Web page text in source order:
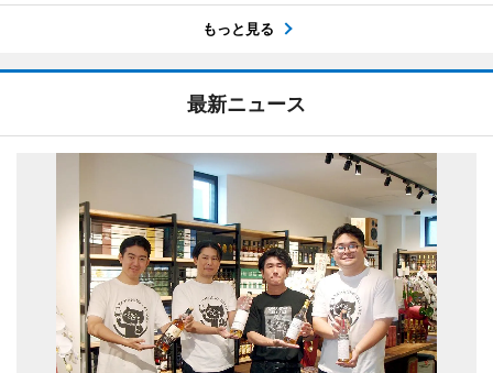
もっと見る
最新ニュース